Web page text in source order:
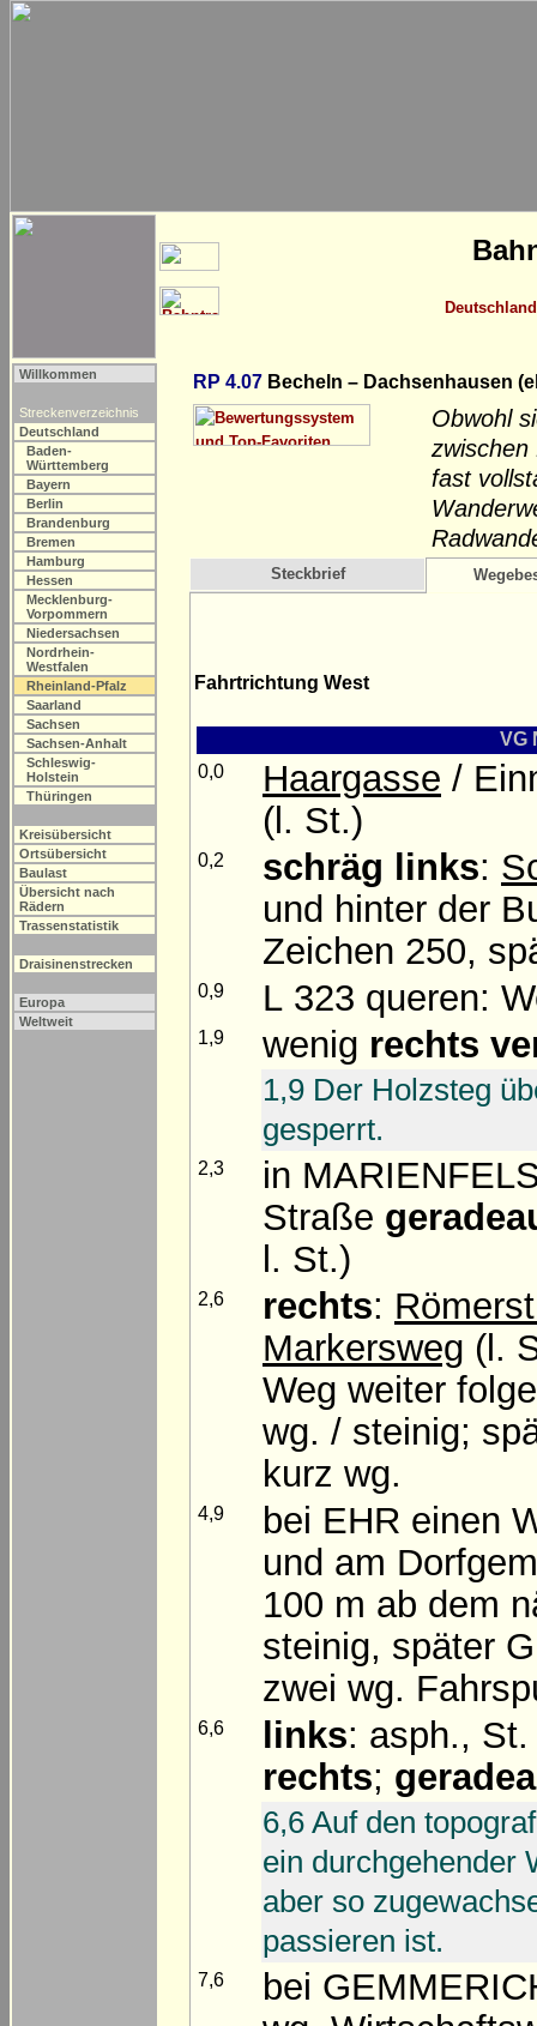
Deutschland
Willkommen
Streckenverzeichnis
Deutschland
Baden-
Württemberg
Bayern
Berlin
Brandenburg
Bremen
Hamburg
Hessen
Mecklenburg-
Vorpommern
Niedersachsen
Nordrhein-
Westfalen
Rheinland-Pfalz
Saarland
Sachsen
Sachsen-Anhalt
Schleswig-
Holstein
Thüringen
Kreisübersicht
Ortsübersicht
Baulast
Übersicht nach
Rädern
Trassenstatistik
Draisinenstrecken
Europa
Weltweit
RP 4.07 Becheln – Dachsenhausen
Obwohl
zwischen
fast
Steckbrief
Fahrtrichtung West
VG
0,0
Haargasse /
(l. St.)
0,2 schräg links:
und hinter der
Zeichen 250,
0,9 L 323 queren:
1,9 wenig rechts
1,9 Der Holzsteg
gesperrt.
2,3
in
Straße
l. St.)
2,6 rechts:
Markersweg (l.
Weg weiter
wg. / steinig;
kurz wg.
4,9
bei EHR einen
und am
100 m ab dem
steinig, später
zwei wg.
6,6 links: asph.,
rechts;
6,6 Auf den
ein durchgehender
aber so
passieren ist.
7,6
bei